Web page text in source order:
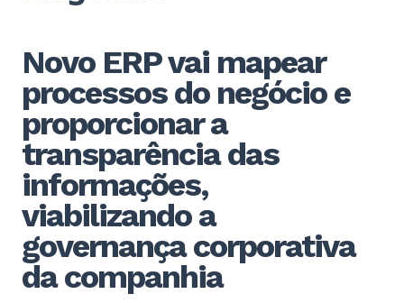
Novo ERP vai mapear
processos do negócio e
proporcionar a
transparência das
informações,
viabilizando a
governança corporativa
da companhia